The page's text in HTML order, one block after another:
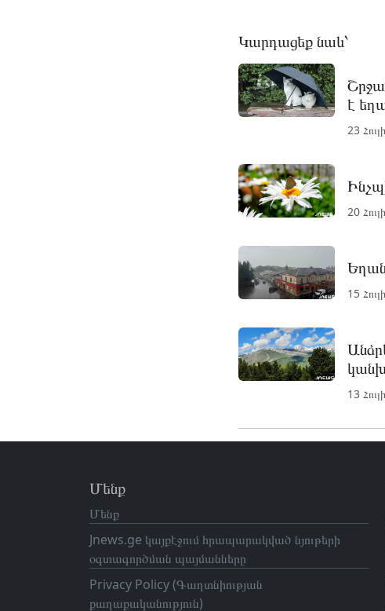
Կարդացեք նաև՝
է
23
20
15
13
Մենք
Մենք
Jnews.ge կայքէջում հրապարակված նյութերի
օգտագործման պայմանները
Privacy Policy (Գաղտնիության
քաղաքականություն)